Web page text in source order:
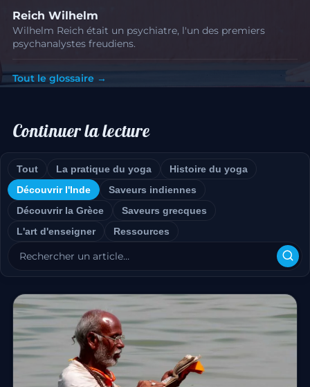
Reich Wilhelm
Wilhelm Reich était un psychiatre, l'un des premiers
psychanalystes freudiens.
Tout le glossaire →
Continuer la lecture
Tout La pratique du yoga
Histoire du yoga
Découvrir l'Inde
Saveurs indiennes
Découvrir la Grèce
Saveurs grecques
L'art d'enseigner
Ressources